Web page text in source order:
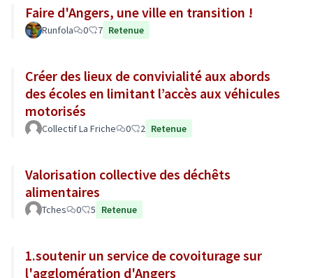
Faire d'Angers, une ville en transition !
Runfola 0 7 Retenue
Créer des lieux de convivialité aux abords
des écoles en limitant l’accès aux véhicules
motorisés
Collectif La Friche 0 2 Retenue
Valorisation collective des déchêts
alimentaires
Tches 0 5 Retenue
1.soutenir un service de covoiturage sur
l'agglomération d'Angers